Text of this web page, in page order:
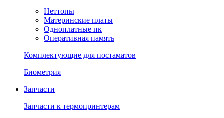
Неттопы
Материнские платы
Одноплатные пк
Оперативная память
Комплектующие для постаматов
Биометрия
Запчасти
Запчасти к термопринтерам